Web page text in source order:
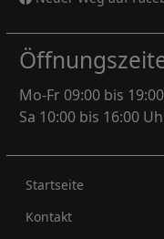
Mo-Fr 09:00 bis
Sa 10:00 bis 16:00
Rechtliches
Startseite
Kontakt